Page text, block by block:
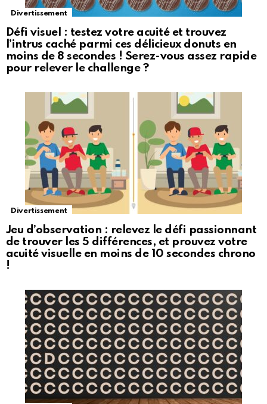
Divertissement
Défi visuel : testez votre acuité et trouvez
l’intrus caché parmi ces délicieux donuts en
moins de 8 secondes ! Serez-vous assez rapide
pour relever le challenge ?
Divertissement
Jeu d’observation : relevez le défi passionnant
de trouver les 5 différences, et prouvez votre
acuité visuelle en moins de 10 secondes chrono
!